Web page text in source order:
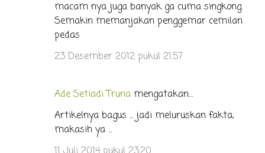
macam nya juga banyak ga cuma singkong.
Semakin memanjakan penggemar cemilan
pedas
23 Desember 2012 pukul 21.57
Ade Setiadi Truna mengatakan…
Artikelnya bagus ... jadi meluruskan fakta,
makasih ya ...